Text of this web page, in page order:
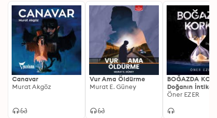
Canavar
Murat Akgöz
Vur Ama Öldürme
Murat E. Güney
BOĞAZDA
Doğanın
Vakti
Öner EZER